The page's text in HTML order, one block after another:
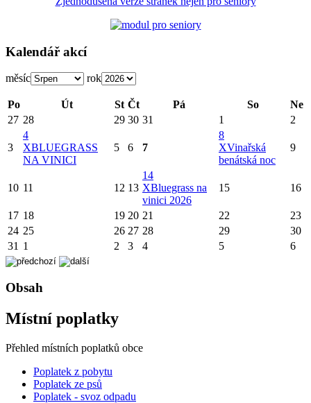
Kalendář akcí
měsíc rok
Po Út St Čt Pá So
Ne
27 28 29 30 31 1 2
3
4
XBLUEGRASS
NA VINICI
5 6 7
8
XVinařská
benátská noc
9
10 11 12 13
14
XBluegrass na
vinici 2026
15 16
17 18 19 20 21 22
23
24 25 26 27 28 29
30
31 1 2 3 4 5 6
Obsah
Místní poplatky
Přehled místních poplatků obce
Poplatek z pobytu
Poplatek ze psů
Poplatek - svoz odpadu